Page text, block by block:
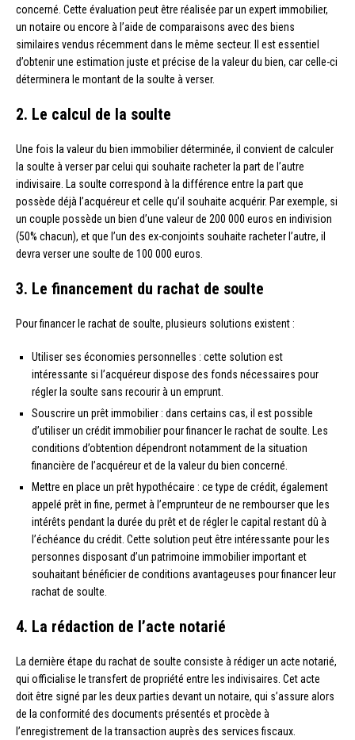
concerné. Cette évaluation peut être réalisée par un expert immobilier,
un notaire ou encore à l’aide de comparaisons avec des biens
similaires vendus récemment dans le même secteur. Il est essentiel
d’obtenir une estimation juste et précise de la valeur du bien, car celle-ci
déterminera le montant de la soulte à verser.
2. Le calcul de la soulte
Une fois la valeur du bien immobilier déterminée, il convient de calculer
la soulte à verser par celui qui souhaite racheter la part de l’autre
indivisaire. La soulte correspond à la différence entre la part que
possède déjà l’acquéreur et celle qu’il souhaite acquérir. Par exemple, si
un couple possède un bien d’une valeur de 200 000 euros en indivision
(50% chacun), et que l’un des ex-conjoints souhaite racheter l’autre, il
devra verser une soulte de 100 000 euros.
3. Le financement du rachat de soulte
Pour financer le rachat de soulte, plusieurs solutions existent :
Utiliser ses économies personnelles : cette solution est
intéressante si l’acquéreur dispose des fonds nécessaires pour
régler la soulte sans recourir à un emprunt.
Souscrire un prêt immobilier : dans certains cas, il est possible
d’utiliser un crédit immobilier pour financer le rachat de soulte. Les
conditions d’obtention dépendront notamment de la situation
financière de l’acquéreur et de la valeur du bien concerné.
Mettre en place un prêt hypothécaire : ce type de crédit, également
appelé prêt in fine, permet à l’emprunteur de ne rembourser que les
intérêts pendant la durée du prêt et de régler le capital restant dû à
l’échéance du crédit. Cette solution peut être intéressante pour les
personnes disposant d’un patrimoine immobilier important et
souhaitant bénéficier de conditions avantageuses pour financer leur
rachat de soulte.
4. La rédaction de l’acte notarié
La dernière étape du rachat de soulte consiste à rédiger un acte notarié,
qui officialise le transfert de propriété entre les indivisaires. Cet acte
doit être signé par les deux parties devant un notaire, qui s’assure alors
de la conformité des documents présentés et procède à
l’enregistrement de la transaction auprès des services fiscaux.